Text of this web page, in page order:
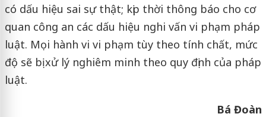
có dấu hiệu sai sự thật; kịp thời thông báo cho cơ
quan công an các dấu hiệu nghi vấn vi phạm pháp
luật. Mọi hành vi vi phạm tùy theo tính chất, mức
độ sẽ bị xử lý nghiêm minh theo quy định của pháp
luật.
Bá Đoàn